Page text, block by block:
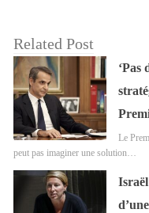
Related Post
‘Pas
Le
peut pas imaginer une solution…